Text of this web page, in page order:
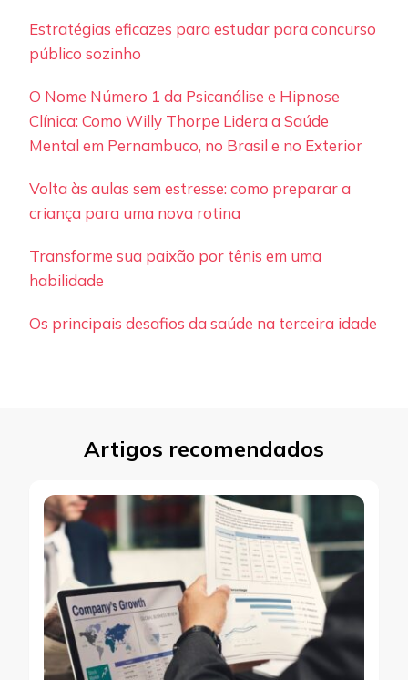
Estratégias eficazes para estudar para concurso
público sozinho
O Nome Número 1 da Psicanálise e Hipnose
Clínica: Como Willy Thorpe Lidera a Saúde
Mental em Pernambuco, no Brasil e no Exterior
Volta às aulas sem estresse: como preparar a
criança para uma nova rotina
Transforme sua paixão por tênis em uma
habilidade
Os principais desafios da saúde na terceira idade
Artigos recomendados